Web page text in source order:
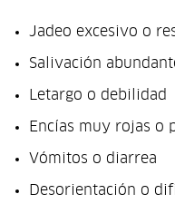
Jadeo excesivo o
Salivación
Letargo o debilidad
Encías muy rojas o
Vómitos o diarrea
Desorientación o